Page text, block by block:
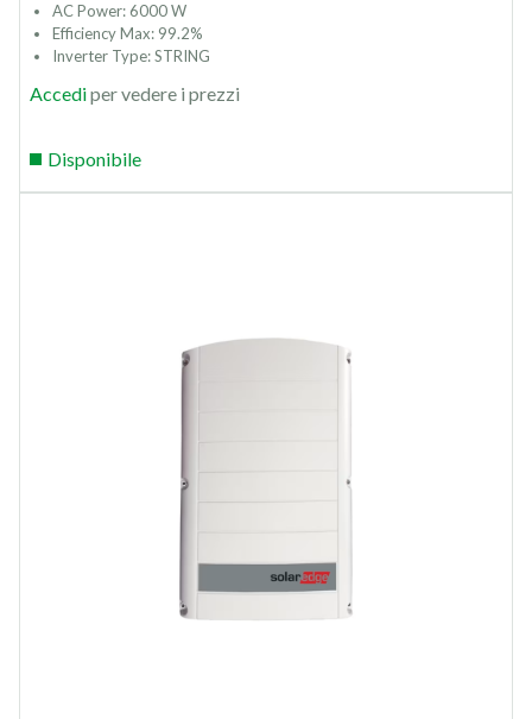
AC Power: 6000 W
Efficiency Max: 99.2%
Inverter Type: STRING
Accediper vedere i prezzi
Disponibile